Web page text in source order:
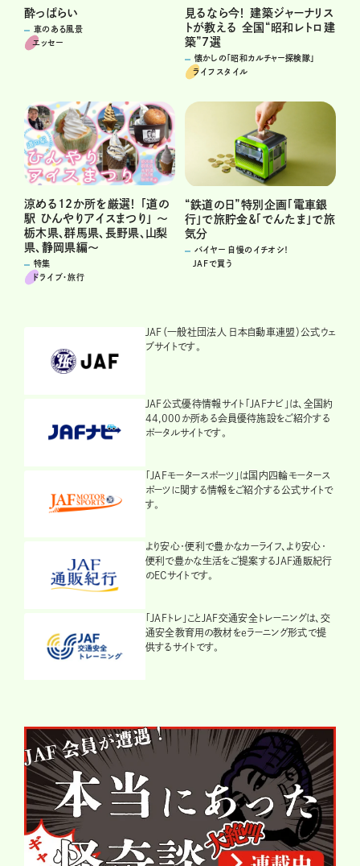
酔っぱらい
車のある風景
エッセー
見るなら今！ 建築ジャーナリス
トが教える 全国“昭和レトロ建
築”7選
懐かしの「昭和カルチャー探検隊」
ライフスタイル
涼める12か所を厳選！ 「道の
駅 ひんやりアイスまつり」 ～
栃木県、群馬県、長野県、山梨
県、静岡県編～
特集
ドライブ･旅行
“鉄道の日”特別企画「電車銀
行」で旅貯金＆「でんたま」で旅
気分
バイヤー 自慢のイチオシ！
JAFで買う
JAF（一般社団法人 日本自動車連盟）公式ウェ
ブサイトです。
JAF公式優待情報サイト「JAFナビ」は、全国約
44,000か所ある会員優待施設をご紹介する
ポータルサイトです。
「JAFモータースポーツ」は国内四輪モータース
ポーツに関する情報をご紹介する公式サイトで
す。
より安心・便利で豊かなカーライフ、より安心・
便利で豊かな生活をご提案するJAF通販紀行
のECサイトです。
「JAFトレ」ことJAF交通安全トレーニングは、交
通安全教育用の教材をeラーニング形式で提
供するサイトです。